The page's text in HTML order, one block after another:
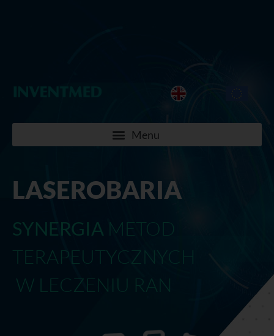
LASEROBARIA
SYNERGIA METOD
TERAPEUTYCZNYCH
W LECZENIU RAN